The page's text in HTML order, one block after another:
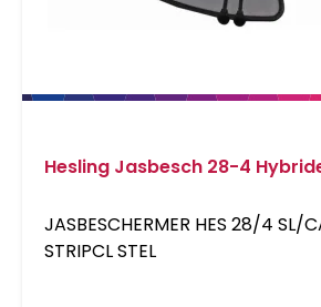
Hesling Jasbesch 28-4
JASBESCHERMER HES 28/4 SL/
STRIPCL STEL